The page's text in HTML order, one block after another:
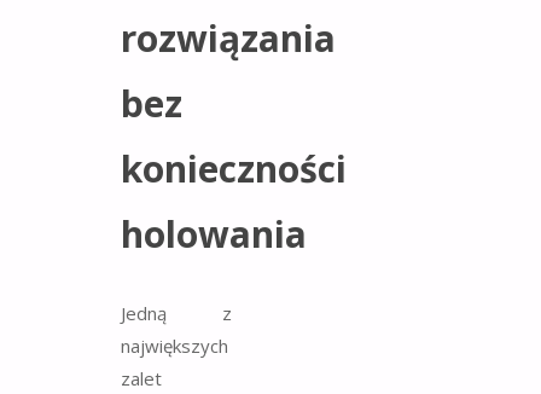
rozwiązania
bez
konieczności
holowania
Jedną z
największych
zalet